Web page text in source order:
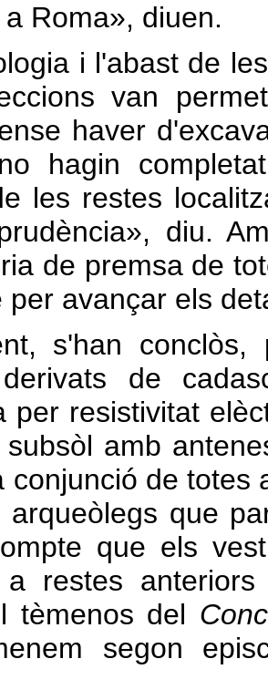
Roma», diuen.
i l'abast de
van
haver
hagin
les restes
diu.
de premsa de
per avançar els
s'han
de
per resistivitat
amb
conjunció de totes
arqueòlegs que
que els
a restes
tèmenos del
segon